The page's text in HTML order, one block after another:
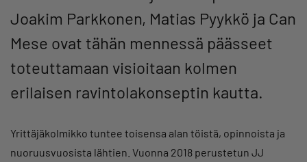
Joakim Parkkonen, Matias Pyykkö ja Can
Mese ovat tähän mennessä päässeet
toteuttamaan visioitaan kolmen
erilaisen ravintolakonseptin kautta.
Yrittäjäkolmikko tuntee toisensa alan töistä, opinnoista ja
nuoruusvuosista lähtien. Vuonna 2018 perustetun JJ